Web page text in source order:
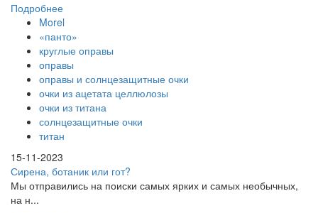
Подробнее
Morel
«панто»
круглые оправы
оправы
оправы и солнцезащитные очки
очки из ацетата целлюлозы
очки из титана
солнцезащитные очки
титан
15-11-2023
Сирена, ботаник или гот?
Мы отправились на поиски самых ярких и самых необычных,
на н...